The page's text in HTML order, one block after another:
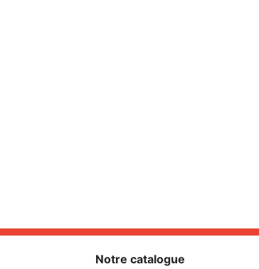
Notre catalogue